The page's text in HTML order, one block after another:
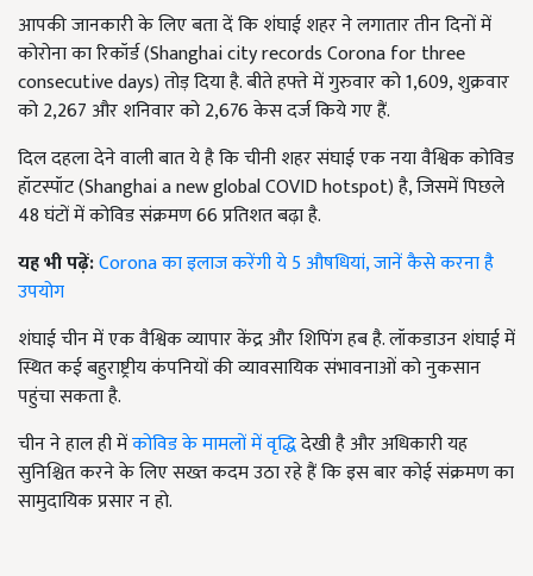
आपकी जानकारी के लिए बता दें कि शंघाई शहर ने लगातार तीन दिनों में
कोरोना का रिकॉर्ड (Shanghai city records Corona for three
consecutive days) तोड़ दिया है. बीते हफ्ते में गुरुवार को 1,609, शुक्रवार
को 2,267 और शनिवार को 2,676 केस दर्ज किये गए हैं.
दिल दहला देने वाली बात ये है कि चीनी शहर संघाई एक नया वैश्विक कोविड
हॉटस्पॉट (Shanghai a new global COVID hotspot) है, जिसमें पिछले
48 घंटों में कोविड संक्रमण 66 प्रतिशत बढ़ा है.
यह भी पढ़ें:Corona का इलाज करेंगी ये 5 औषधियां, जानें कैसे करना है
उपयोग
शंघाई चीन में एक वैश्विक व्यापार केंद्र और शिपिंग हब है. लॉकडाउन शंघाई में
स्थित कई बहुराष्ट्रीय कंपनियों की व्यावसायिक संभावनाओं को नुकसान
पहुंचा सकता है.
चीन ने हाल ही मेंकोविड के मामलों में वृद्धिदेखी है और अधिकारी यह
सुनिश्चित करने के लिए सख्त कदम उठा रहे हैं कि इस बार कोई संक्रमण का
सामुदायिक प्रसार न हो.